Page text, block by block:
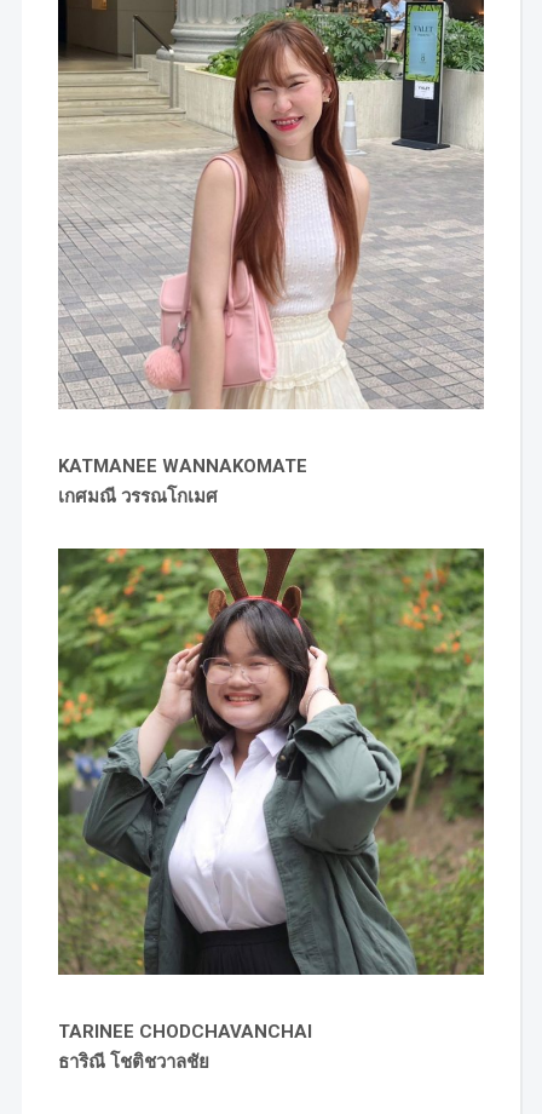
KATMANEE WANNAKOMATE
เกศมณี วรรณโกเมศ
TARINEE CHODCHAVANCHAI
ธาริณี โชติชวาลชัย